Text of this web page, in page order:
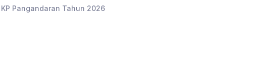
Pangandaran Tahun 2026